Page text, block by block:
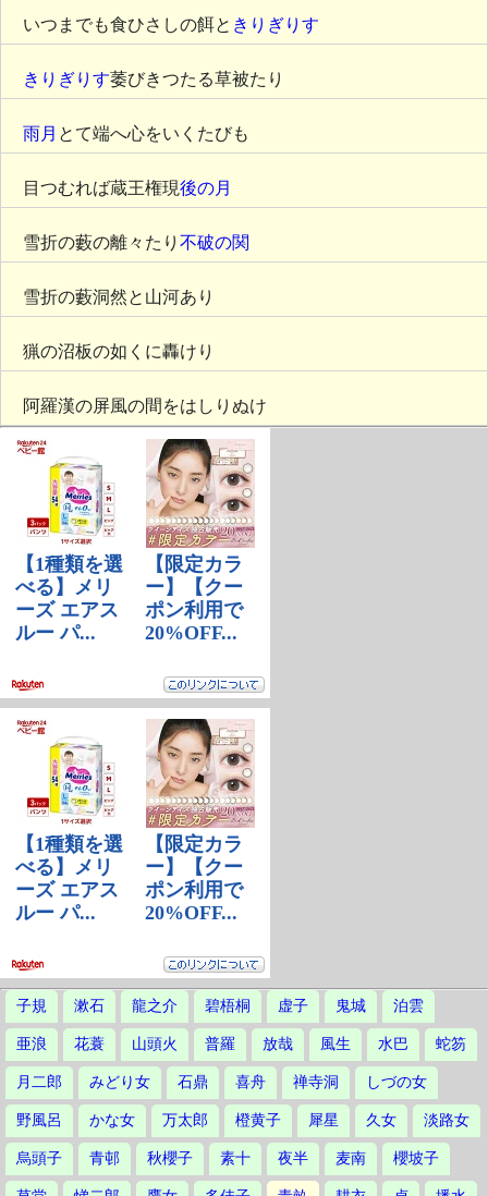
いつまでも食ひさしの餌と きりぎりす
きりぎりす萎びきつたる草被たり
雨月 とて端へ心をいくたびも
目つむれば蔵王権現後の月
雪折の藪の離々たり 不破の関
雪折の藪洞然と山河あり
猟の沼板の如くに轟けり
阿羅漢の屏風の間をはしりぬけ
子規 漱石 龍之介 碧梧桐 虚子 鬼城 泊雲
亜浪 花蓑 山頭火 普羅 放哉 風生 水巴 蛇笏
月二郎 みどり女 石鼎 喜舟 禅寺洞 しづの女
野風呂 かな女 万太郎 橙黄子 犀星 久女 淡路女
烏頭子 青邨 秋櫻子 素十 夜半 麦南 櫻坡子